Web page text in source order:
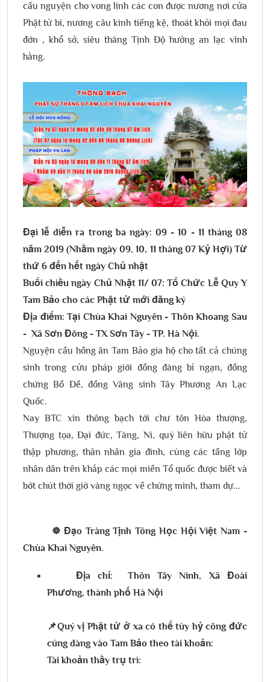
cầu nguyện cho vong linh các con được nương nơi cửa
Phật tử bi, nương câu kinh tiếng kệ, thoát khỏi mọi đau
đớn , khổ sở, siêu thăng Tịnh Độ hưởng an lạc vĩnh
hằng.
Đại lễ diễn ra trong ba ngày: 09 - 10 - 11 tháng 08
năm 2019 (Nhằm ngày 09, 10, 11 tháng 07 Kỷ Hợi) Từ
thứ 6 đến hết ngày Chủ nhật
Buổi chiều ngày Chủ Nhật 11/ 07: Tổ Chức Lễ Quy Y
Tam Bảo cho các Phật tử mới đăng ký
Địa điểm: Tại Chùa Khai Nguyên - Thôn Khoang Sau
- Xã Sơn Đông - TX Sơn Tây - TP. Hà Nội.
Nguyện cầu hồng ân Tam Bảo gia hộ cho tất cả chúng
sinh trong cửu pháp giới đồng đăng bỉ ngạn, đồng
chứng Bồ Đề, đồng Vãng sinh Tây Phương An Lạc
Quốc.
Nay BTC xin thông bạch tới chư tôn Hòa thượng,
Thượng tọa, Đại đức, Tăng, Ni, quý liên hữu phật tử
thập phương, thân nhân gia đình, cùng các tầng lớp
nhân dân trên khắp các mọi miền Tổ quốc được biết và
bớt chút thời giờ vàng ngọc về chứng minh, tham dự...
☸️ Đạo Tràng Tịnh Tông Học Hội Việt Nam -
Chùa Khai Nguyên.
Địa chỉ: Thôn Tây Ninh, Xã Đoài
Phương, thành phố Hà Nội
📌Quý vị Phật tử ở xa có thể tùy hỷ công đức
cúng dàng vào Tam Bảo theo tài khoản:
Tài khoản thầy trụ trì: